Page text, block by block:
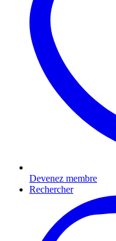
Devenez membre
Rechercher